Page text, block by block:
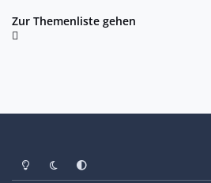
Zur Themenliste gehen
Heller ModusDunkler Modus
Systemeinstellung